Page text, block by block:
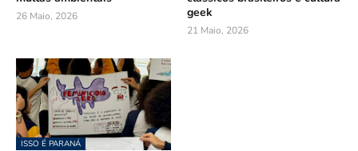
26 Maio, 2026
geek
21 Maio, 2026
ISSO É PARANÁ